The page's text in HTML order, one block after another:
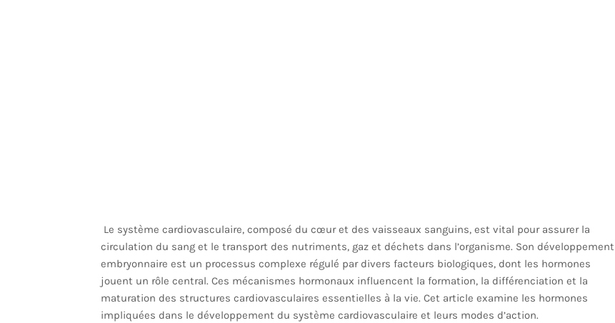
Le système cardiovasculaire, composé du cœur et des vaisseaux sanguins, est vital pour assurer la
circulation du sang et le transport des nutriments, gaz et déchets dans l’organisme. Son développement
embryonnaire est un processus complexe régulé par divers facteurs biologiques, dont les hormones
jouent un rôle central. Ces mécanismes hormonaux influencent la formation, la différenciation et la
maturation des structures cardiovasculaires essentielles à la vie. Cet article examine les hormones
impliquées dans le développement du système cardiovasculaire et leurs modes d’action.